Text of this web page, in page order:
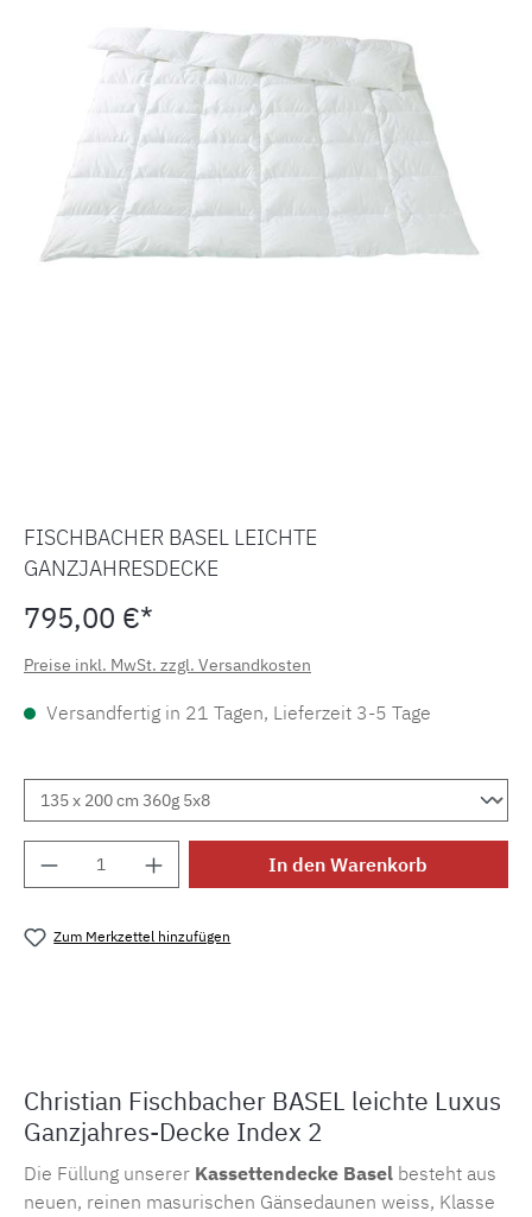
FISCHBACHER BASEL LEICHTE
GANZJAHRESDECKE
795,00 €*
Preise inkl. MwSt. zzgl. Versandkosten
Versandfertig in 21 Tagen, Lieferzeit 3-5 Tage
Produkt Anzahl: Gib den gewünschten
In den Warenkorb
Zum Merkzettel hinzufügen
Christian Fischbacher BASEL leichte Luxus
Ganzjahres-Decke Index 2
Die Füllung unserer Kassettendecke Basel besteht aus
neuen, reinen masurischen Gänsedaunen weiss, Klasse